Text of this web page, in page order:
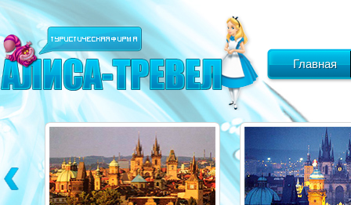
Главная